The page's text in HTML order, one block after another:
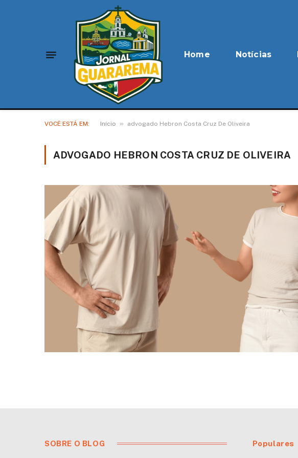
Home Notícias
VOCÊ ESTÁ EM: Início » advogado Hebron Costa Cruz De Oliveira
ADVOGADO HEBRON COSTA CRUZ DE OLIVEIRA
SOBRE O BLOG Populares